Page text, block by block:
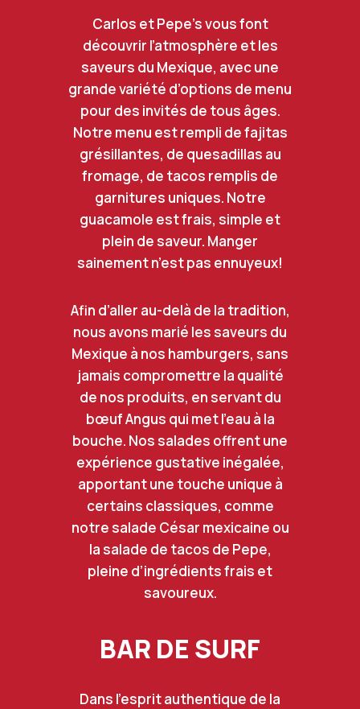
Carlos et Pepe’s vous font
découvrir l’atmosphère et les
saveurs du Mexique, avec une
grande variété d’options de menu
pour des invités de tous âges.
Notre menu est rempli de fajitas
grésillantes, de quesadillas au
fromage, de tacos remplis de
garnitures uniques. Notre
guacamole est frais, simple et
plein de saveur. Manger
sainement n’est pas ennuyeux!
Afin d’aller au-delà de la tradition,
nous avons marié les saveurs du
Mexique à nos hamburgers, sans
jamais compromettre la qualité
de nos produits, en servant du
bœuf Angus qui met l’eau à la
bouche. Nos salades offrent une
expérience gustative inégalée,
apportant une touche unique à
certains classiques, comme
notre salade César mexicaine ou
la salade de tacos de Pepe,
pleine d’ingrédients frais et
savoureux.
BAR DE SURF
Dans l’esprit authentique de la